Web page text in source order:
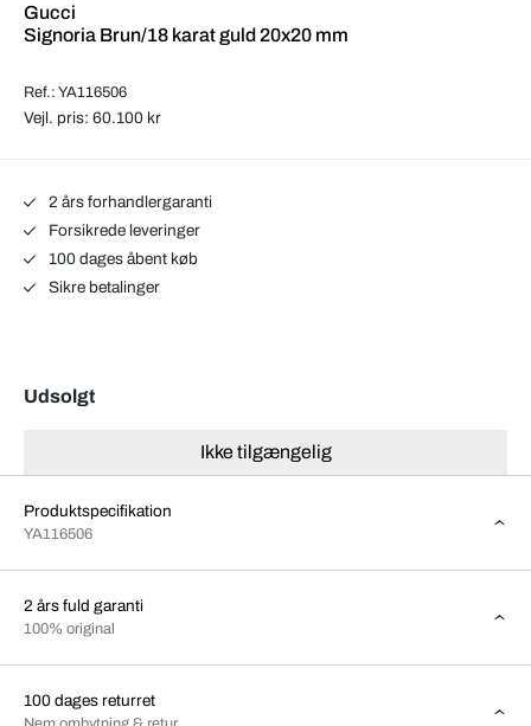
Gucci
Signoria Brun/18 karat guld 20x20 mm
Ref.: YA116506
Vejl. pris: 60.100 kr
2 års forhandlergaranti
Forsikrede leveringer
100 dages åbent køb
Sikre betalinger
Udsolgt
Ikke tilgængelig
Produktspecifikation
YA116506
2 års fuld garanti
100% original
100 dages returret